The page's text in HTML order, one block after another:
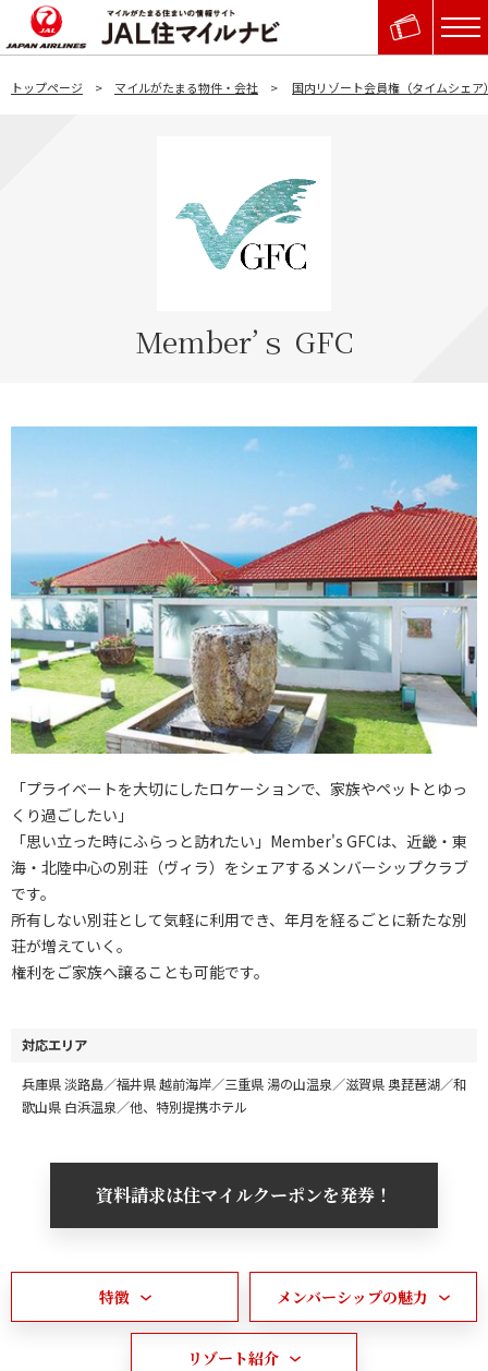
トップページ マイルがたまる物件・会社 国内リゾート会員権（タイムシェア
Member’ｓ GFC
「プライベートを大切にしたロケーションで、家族やペットとゆっ
くり過ごしたい」
「思い立った時にふらっと訪れたい」Member's GFCは、近畿・東
海・北陸中心の別荘（ヴィラ）をシェアするメンバーシップクラブ
です。
所有しない別荘として気軽に利用でき、年月を経るごとに新たな別
荘が増えていく。
権利をご家族へ譲ることも可能です。
対応エリア
兵庫県 淡路島／福井県 越前海岸／三重県 湯の山温泉／滋賀県 奥琵琶湖／和
歌山県 白浜温泉／他、特別提携ホテル
資料請求は住マイルクーポンを発券！
特徴 メンバーシップの魅力
リゾート紹介